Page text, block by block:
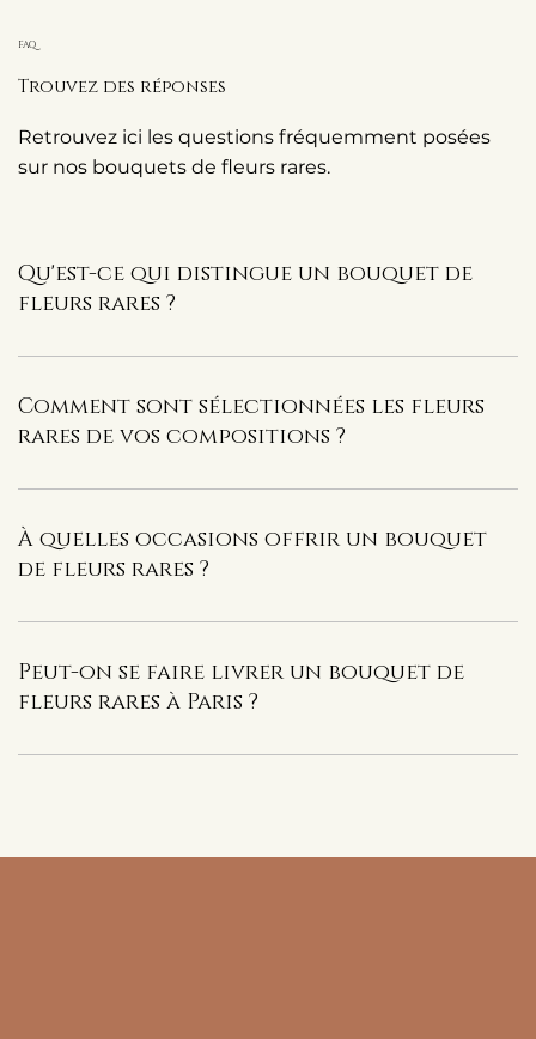
FAQ
Trouvez des réponses
Retrouvez ici les questions fréquemment posées
sur nos bouquets de fleurs rares.
Qu'est-ce qui distingue un bouquet de
fleurs rares ?
Comment sont sélectionnées les fleurs
rares de vos compositions ?
À quelles occasions offrir un bouquet
de fleurs rares ?
Peut-on se faire livrer un bouquet de
fleurs rares à Paris ?